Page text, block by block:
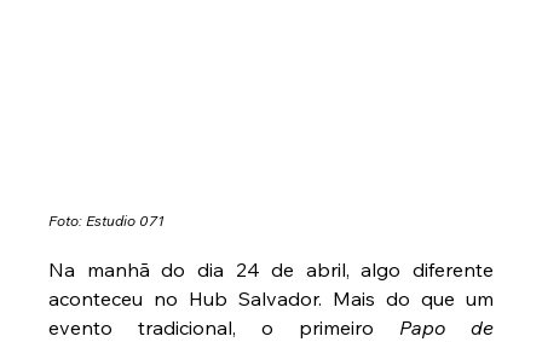
Foto: Estudio 071
Na manhã do dia 24 de abril, algo diferente
aconteceu no Hub Salvador. Mais do que um
evento tradicional, o primeiro Papo de